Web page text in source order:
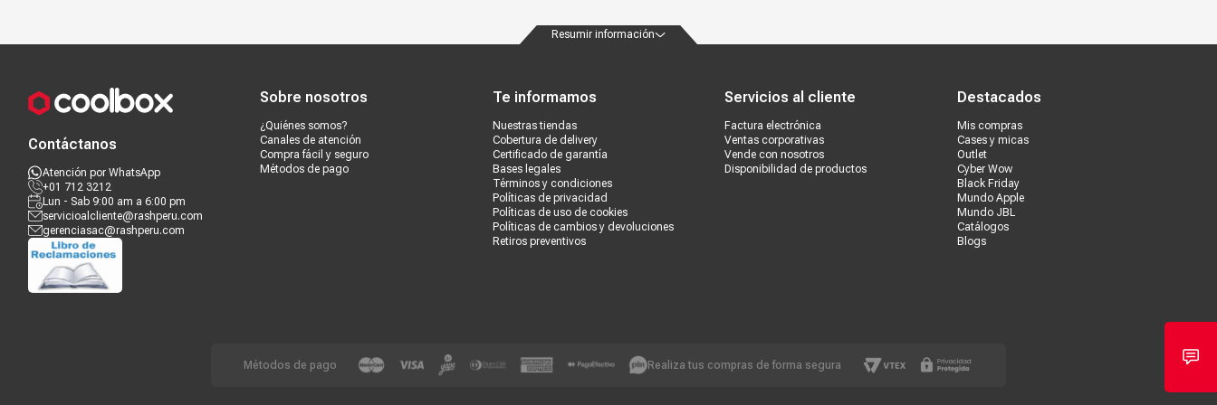
Resumir información
Contáctanos
Atención por WhatsApp
+01 712 3212
Lun - Sab 9:00 am a 6:00 pm
servicioalcliente@rashperu.com
gerenciasac@rashperu.com
Sobre nosotros
¿Quiénes somos?
Canales de atención
Compra fácil y seguro
Métodos de pago
Te informamos
Nuestras tiendas
Cobertura de delivery
Certificado de garantía
Bases legales
Términos y condiciones
Políticas de privacidad
Políticas de uso de cookies
Políticas de cambios y devoluciones
Retiros preventivos
Servicios al cliente
Factura electrónica
Ventas corporativas
Vende con nosotros
Disponibilidad de productos
Destacados
Mis compras
Cases y micas
Outlet
Cyber Wow
Black Friday
Mundo Apple
Mundo JBL
Catálogos
Blogs
Métodos de pago Realiza tus compras de forma segura